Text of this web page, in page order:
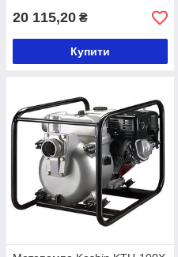
20 115,20 ₴
Купити